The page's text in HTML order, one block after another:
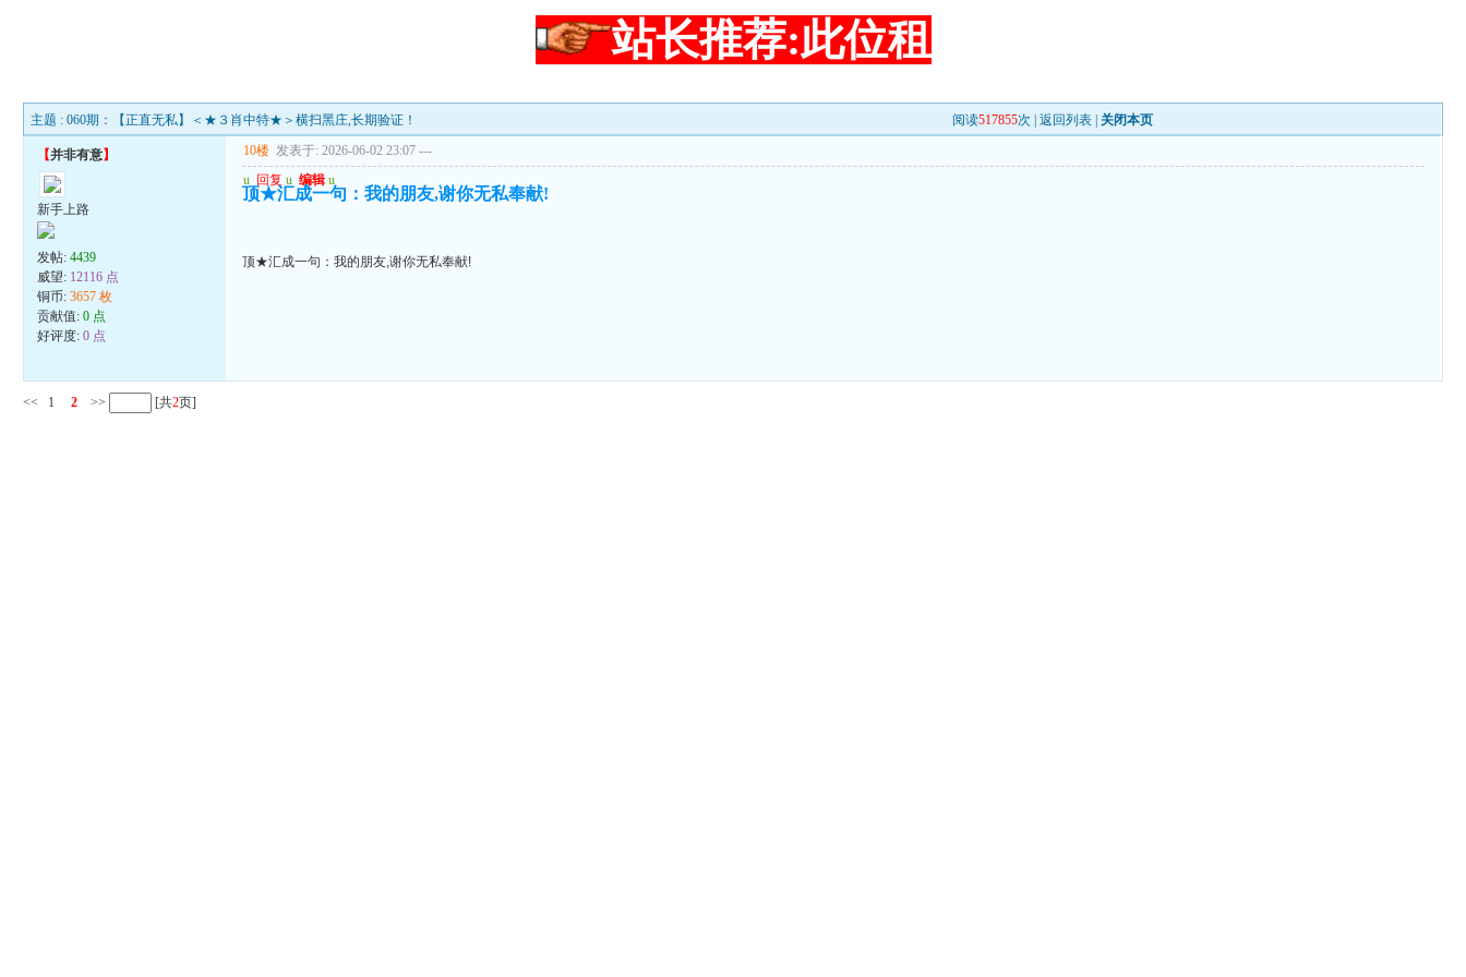
站长推荐:此位租
主题 : 060期：【正直无私】＜★３肖中特★＞横扫黑庄,长期验证！ 阅读517855次 |返回列表 关闭本页
【并非有意】
新手上路
发帖:4439
威望: 12116 点
铜币:3657 枚
贡献值:0 点
好评度:0 点
10楼 发表于: 2026-06-02 23:07 ---
u 回复 u 编辑 u
顶★汇成一句：我的朋友,谢你无私奉献!
顶★汇成一句：我的朋友,谢你无私奉献!
<< 1 2 >> [共2页]